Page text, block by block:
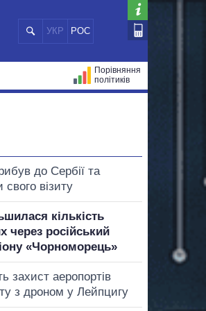
УКР РОС
Порівняння
політиків
до Сербії та
свого візиту
кількість
через російський
«Чорноморець»
захист аеропортів
з дроном у Лейпцигу